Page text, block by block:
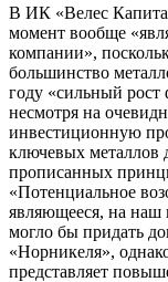
В ИК «Велес
момент вообще
компании»,
большинство
году «сильный
несмотря на
инвестиционную
ключевых металлов
прописанных
«Потенциальное
являющееся, на наш
могло бы придать
«Норникеля»,
представляет